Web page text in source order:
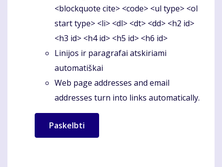
<blockquote cite> <code> <ul type> <ol
start type> <li> <dl> <dt> <dd> <h2 id>
<h3 id> <h4 id> <h5 id> <h6 id>
Linijos ir paragrafai atskiriami
automatiškai
Web page addresses and email
addresses turn into links automatically.